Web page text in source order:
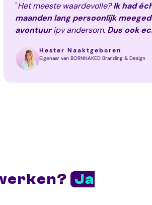
"Het meeste waardevolle?Ik
maanden lang persoonlijk
avontuuripv andersom.
blijven maar ook
Hester Naaktgeboren
Eigenaar van BORNNAKED
Ja